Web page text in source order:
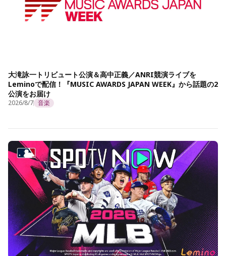
大滝詠一トリビュート公演＆高中正義／ANRI競演ライブを
Leminoで配信！『MUSIC AWARDS JAPAN WEEK』から話題の2
公演をお届け
2026/8/7 音楽